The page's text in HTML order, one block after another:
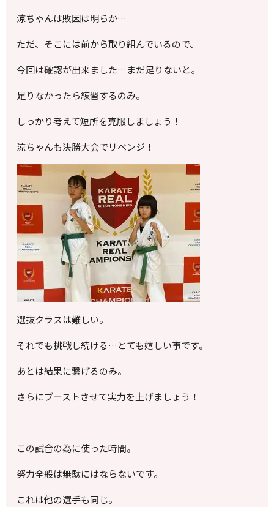
涼ちゃんは敗因は明らか…
ただ、そこには前から取り組んでいるので、
今回は確認が出来ました…まだ足りないと。
足りなかったら練習するのみ。
しっかり考えて短所を克服しましょう！
涼ちゃんも決勝大会でリベンジ！
選抜クラスは難しい。
それでも挑戦し続ける…とても嬉しい事です。
あとは結果に繋げるのみ。
さらにブーストさせて実力を上げましょう！
この試合の為に使った時間。
努力全般は無駄にはならないです。
これは他の選手も同じ。